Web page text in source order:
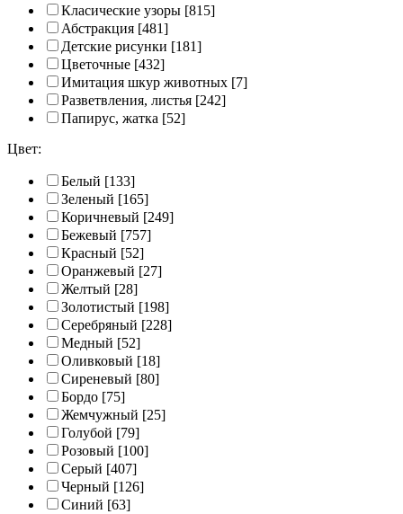
Класические узоры [815]
Абстракция [481]
Детские рисунки [181]
Цветочные [432]
Имитация шкур животных [7]
Разветвления, листья [242]
Папирус, жатка [52]
Цвет:
Белый [133]
Зеленый [165]
Коричневый [249]
Бежевый [757]
Красный [52]
Оранжевый [27]
Желтый [28]
Золотистый [198]
Серебряный [228]
Медный [52]
Оливковый [18]
Сиреневый [80]
Бордо [75]
Жемчужный [25]
Голубой [79]
Розовый [100]
Серый [407]
Черный [126]
Синий [63]